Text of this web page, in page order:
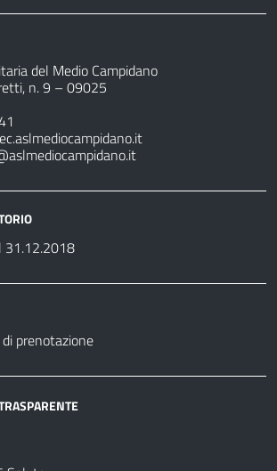
del Medio Campidano
n. 9 – 09025
31.12.2018
prenotazione